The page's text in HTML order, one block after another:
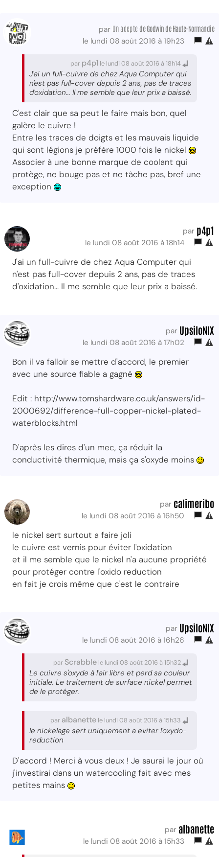
par Un adepte de Godwin de Haute-Normandie
le lundi 08 août 2016 à 19h23
par p4p1 le lundi 08 août 2016 à 18h14
J'ai un full-cuivre de chez Aqua Computer qui
n'est pas full-cover depuis 2 ans, pas de traces
d'oxidation... Il me semble que leur prix a baissé.
C'est clair que sa peut le faire mais bon, quel
galère le cuivre !
Entre les traces de doigts et les mauvais liquide
qui sont légions je préfère 1000 fois le nickel
Associer à une bonne marque de coolant qui
protège, ne bouge pas et ne tâche pas, bref une
exception
par p4p1
le lundi 08 août 2016 à 18h14
J'ai un full-cuivre de chez Aqua Computer qui
n'est pas full-cover depuis 2 ans, pas de traces
d'oxidation... Il me semble que leur prix a baissé.
par UpsiloNIX
le lundi 08 août 2016 à 17h02
Bon il va falloir se mettre d'accord, le premier
avec une source fiable a gagné
Edit : http://www.tomshardware.co.uk/answers/id-
2000692/difference-full-copper-nickel-plated-
waterblocks.html
D'après les dires d'un mec, ça réduit la
conductivité thermique, mais ça s'oxyde moins
par calimeribo
le lundi 08 août 2016 à 16h50
le nickel sert surtout a faire joli
le cuivre est vernis pour éviter l'oxidation
et il me semble que le nickel n'a aucune propriété
pour protéger contre l'oxido reduction
en fait je crois même que c'est le contraire
par UpsiloNIX
le lundi 08 août 2016 à 16h26
par Scrabble le lundi 08 août 2016 à 15h32
Le cuivre s'oxyde à l'air libre et perd sa couleur
initiale. Le traitement de surface nickel permet
de le protéger.
par albanette le lundi 08 août 2016 à 15h33
le nickelage sert uniquement a eviter l'oxydo-
reduction
D'accord ! Merci à vous deux ! Je saurai le jour où
j'investirai dans un watercooling fait avec mes
petites mains
par albanette
le lundi 08 août 2016 à 15h33